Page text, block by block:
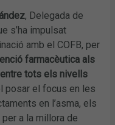
, Delegada de
s’ha impulsat
amb el COFB, per
farmacèutica als
tots els nivells
posar el focus en les
en l’asma, els
a la millora de